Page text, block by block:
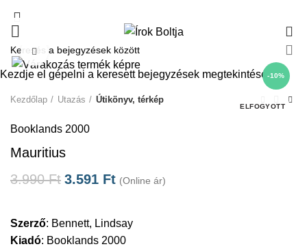
-10%
ELFOGYOTT
Click to enlarge
Kezdőlap Utazás Útikönyv, térkép
Booklands 2000
Mauritius
3.990Ft 3.591 Ft (Online ár)
Szerző: Bennett, Lindsay
Kiadó: Booklands 2000
Kezdje el gépelni a keresett bejegyzések megtekintéséhez.